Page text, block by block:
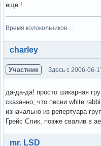
еще !
Время колокольчиков....
Вне форума
charley
Участник Здесь с 2006-06-
да-да-да! просто шикарная
сказанно, что песни white
изначально из репертуара
Грейс Слик, позже свалив в
Вне форума
mr. LSD